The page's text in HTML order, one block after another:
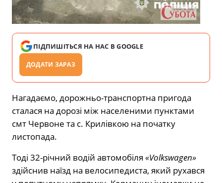
ПІДПИШІТЬСЯ НА НАС В GOOGLE
ДОДАТИ ЗАРАЗ
Нагадаємо, дорожньо-транспортна пригода
сталася на дорозі між населеними пунктами
смт Червоне та с. Крилівкою на початку
листопада.
Тоді 32-річний водій автомобіля «Volkswagen»
здійснив наїзд на велосипедиста, який рухався